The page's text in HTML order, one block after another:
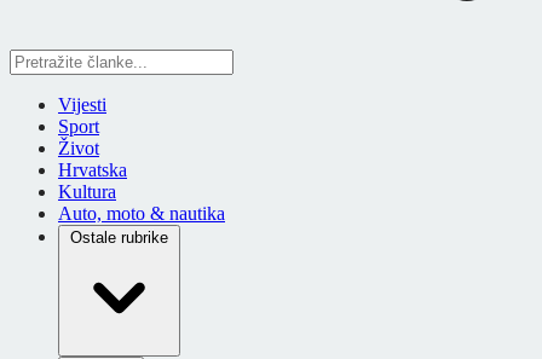
Vijesti
Sport
Život
Hrvatska
Kultura
Auto, moto & nautika
Ostale rubrike